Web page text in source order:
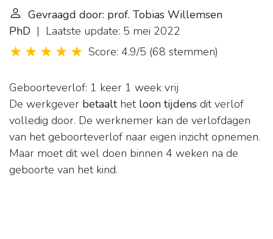
Gevraagd door: prof. Tobias Willemsen
PhD | Laatste update: 5 mei 2022
Score: 4.9/5 (68 stemmen)
Geboorteverlof: 1 keer 1 week vrij
De werkgever betaalthet loon tijdens dit verlof
volledig door. De werknemer kan de verlofdagen
van het geboorteverlof naar eigen inzicht opnemen.
Maar moet dit wel doen binnen 4 weken na de
geboorte van het kind.